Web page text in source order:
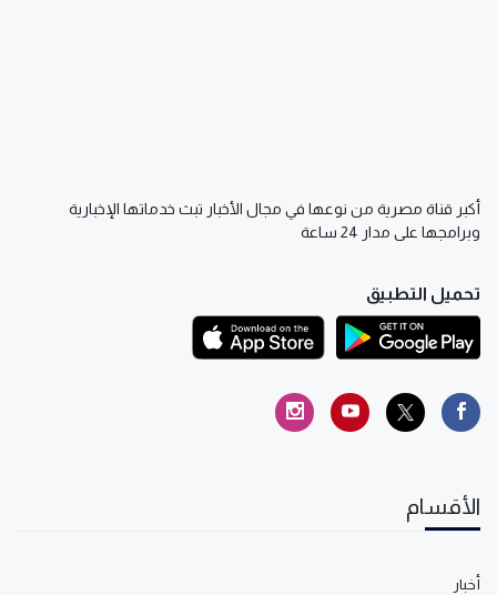
أكبر قناة مصرية من نوعها في مجال الأخبار تبث خدماتها الإخبارية
وبرامجها على مدار 24 ساعة
تحميل التطبيق
الأقسام
أخبار